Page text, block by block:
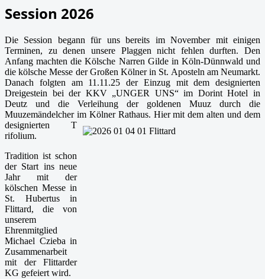
Session 2026
Die Session begann für uns bereits im November mit einigen
Terminen, zu denen unsere Plaggen nicht fehlen durften. Den
Anfang machten die Kölsche Narren Gilde in Köln-Dünnwald und
die kölsche Messe der Großen Kölner in St. Aposteln am Neumarkt.
Danach folgten am 11.11.25 der Einzug mit dem designierten
Dreigestein bei der KKV „UNGER UNS“ im Dorint Hotel in
Deutz und die Verleihung der goldenen Muuz durch die
Muuzemändelcher im Kölner Rathaus. Hier mit dem alten und dem
designierten T
rifolium.
Tradition ist schon
der Start ins neue
Jahr mit der
kölschen Messe in
St. Hubertus in
Flittard, die von
unserem
Ehrenmitglied
Michael Czieba in
Zusammenarbeit
mit der Flittarder
KG gefeiert wird.